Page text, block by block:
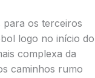
os terceiros
logo no início do
complexa da
caminhos rumo